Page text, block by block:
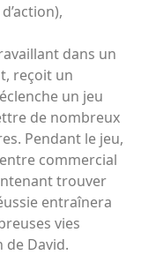
dans un
reçoit un
un jeu
de nombreux
Pendant le jeu,
commercial
trouver
entraînera
vies
de David.